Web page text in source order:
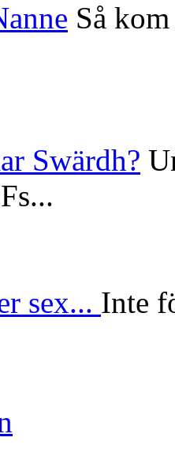
Så
Swärdh?
sex... Inte